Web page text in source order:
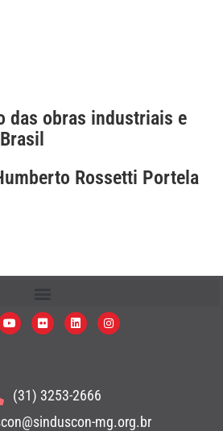
das obras industriais e
Rossetti Portela
(31) 3253-2666
mg.org.br